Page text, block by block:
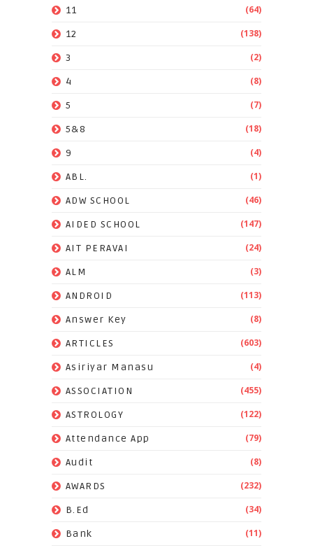
11 (64)
12 (138)
3 (2)
4 (8)
5 (7)
5&8 (18)
9 (4)
ABL. (1)
ADW SCHOOL (46)
AIDED SCHOOL (147)
AIT PERAVAI (24)
ALM (3)
ANDROID (113)
Answer Key (8)
ARTICLES (603)
Asiriyar Manasu (4)
ASSOCIATION (455)
ASTROLOGY (122)
Attendance App (79)
Audit (8)
AWARDS (232)
B.Ed (34)
Bank (11)